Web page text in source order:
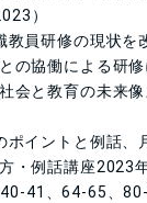
）
教員研修の現状
の協働による研
会と教育の未来
ポイントと例話
・例話講座2023
41、64-65、